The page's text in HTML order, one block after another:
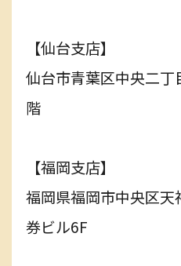
【仙台支店】
仙台市青葉区中央二
階
【福岡支店】
福岡県福岡市中央区
券ビル6F